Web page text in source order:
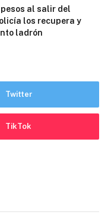
al salir del
los recupera y
ladrón
Twitter
TikTok